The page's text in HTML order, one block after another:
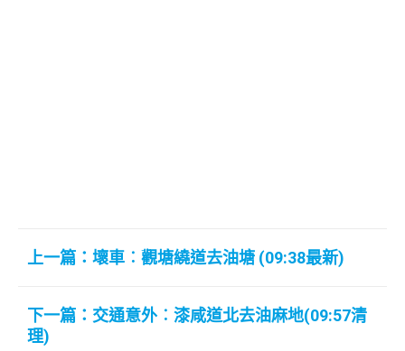
上一篇：壞車︰觀塘繞道去油塘 (09:38最新)
下一篇：交通意外︰漆咸道北去油麻地(09:57清
理)